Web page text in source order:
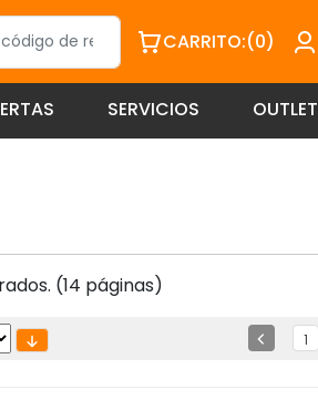
CARRITO:(0)
SERVICIOS OUTLET
(14 páginas)
1